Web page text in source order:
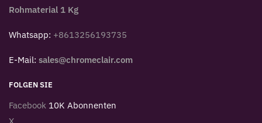
Rohmaterial 1 Kg
Whatsapp: +8613256193735
E-Mail: sales@chromeclair.com
FOLGEN SIE
Facebook 10K Abonnenten
X